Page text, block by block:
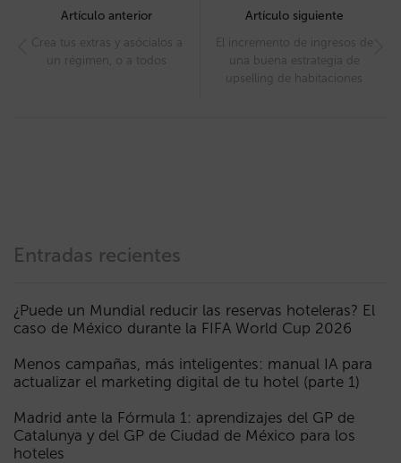
navigation
Artículo anterior
Crea tus extras y asócialos a
un régimen, o a todos
Artículo siguiente
El incremento de ingresos de
una buena estrategia de
upselling de habitaciones
Entradas recientes
¿Puede un Mundial reducir las reservas hoteleras? El
caso de México durante la FIFA World Cup 2026
Menos campañas, más inteligentes: manual IA para
actualizar el marketing digital de tu hotel (parte 1)
Madrid ante la Fórmula 1: aprendizajes del GP de
Catalunya y del GP de Ciudad de México para los
hoteles